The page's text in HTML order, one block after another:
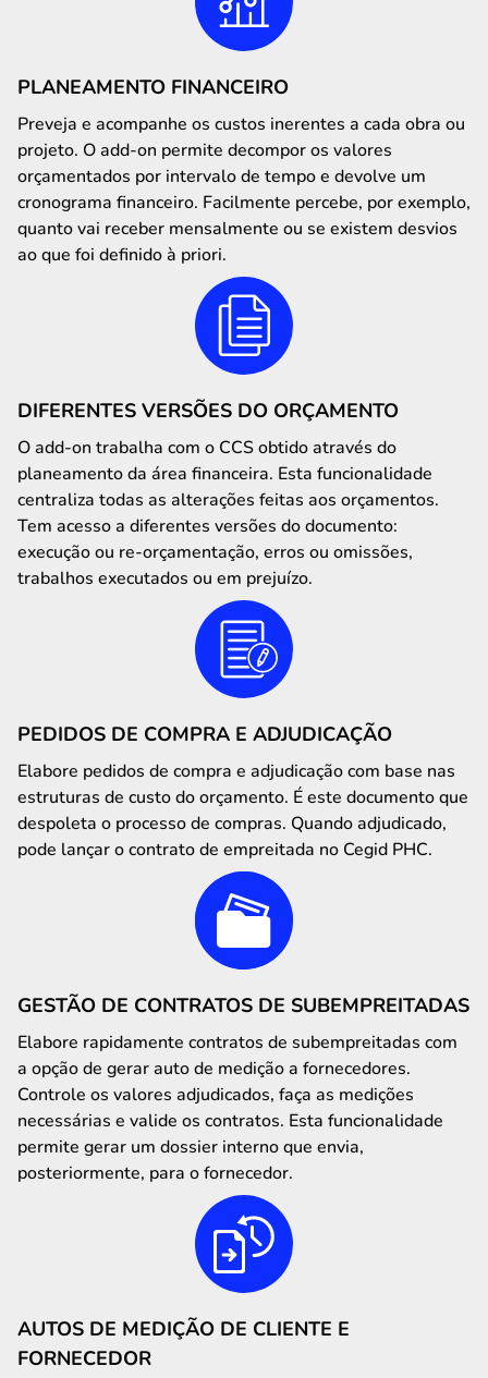
PLANEAMENTO FINANCEIRO
Preveja e acompanhe os custos inerentes a cada obra ou
projeto. O add-on permite decompor os valores
orçamentados por intervalo de tempo e devolve um
cronograma financeiro. Facilmente percebe, por exemplo,
quanto vai receber mensalmente ou se existem desvios
ao que foi definido à priori.
DIFERENTES VERSÕES DO ORÇAMENTO
O add-on trabalha com o CCS obtido através do
planeamento da área financeira. Esta funcionalidade
centraliza todas as alterações feitas aos orçamentos.
Tem acesso a diferentes versões do documento:
execução ou re-orçamentação, erros ou omissões,
trabalhos executados ou em prejuízo.
PEDIDOS DE COMPRA E ADJUDICAÇÃO
Elabore pedidos de compra e adjudicação com base nas
estruturas de custo do orçamento. É este documento que
despoleta o processo de compras. Quando adjudicado,
pode lançar o contrato de empreitada no Cegid PHC.
GESTÃO DE CONTRATOS DE SUBEMPREITADAS
Elabore rapidamente contratos de subempreitadas com
a opção de gerar auto de medição a fornecedores.
Controle os valores adjudicados, faça as medições
necessárias e valide os contratos. Esta funcionalidade
permite gerar um dossier interno que envia,
posteriormente, para o fornecedor.
AUTOS DE MEDIÇÃO DE CLIENTE E
FORNECEDOR